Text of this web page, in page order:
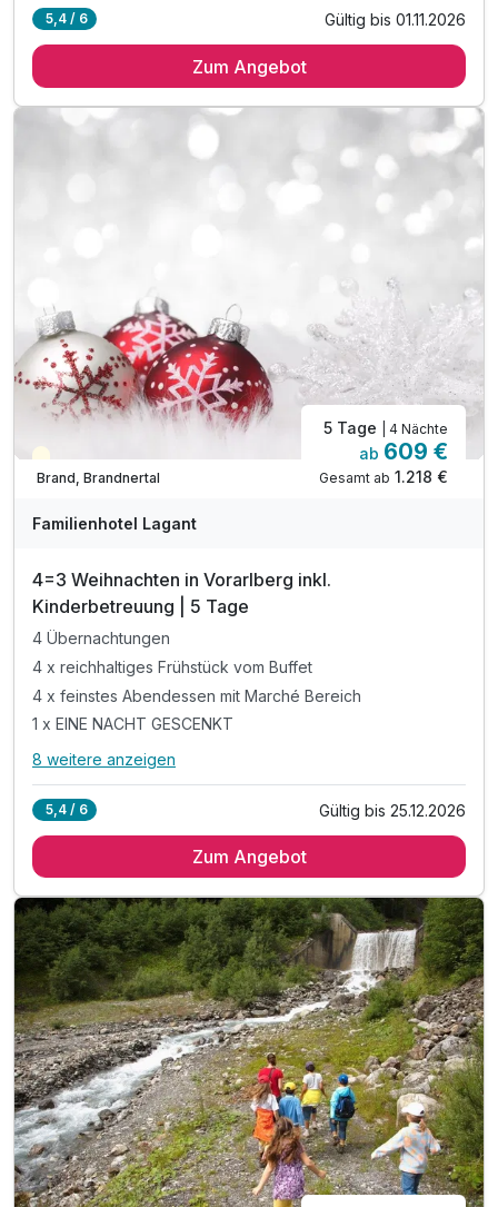
4 x reichhaltiges Frühstück vom Buffet
inkl. Nutzung von Hallenbad, Sauna & Whirpool
inkl. 600m² Indoor-Aktivbereich mit Ritterburg
inkl. Spielplatz, Trampolin & Ziegengehege
inkl. professionelle Kinderbetreuung - 56 h/Woche*
inkl. Obst & Säfte während Kinderbetreuung
inkl. Mineral & Saftbar während Essenszeiten
Kinderpreise inkl. Halbpension
5,4 / 6 Gültig bis 01.11.2026
Zum Angebot
Saisonal verfügbar
Brand, Brandnertal
5 Tage | 4 Nächte
ab 609 €
Gesamt ab 1.218 €
Familienhotel Lagant
4=3 Weihnachten in Vorarlberg inkl.
Kinderbetreuung | 5 Tage
4 Übernachtungen
4 x reichhaltiges Frühstück vom Buffet
4 x feinstes Abendessen mit Marché Bereich
1 x EINE NACHT GESCENKT
Alle Inklusivleistungen
4 x reichhaltiges Frühstück vom Buffet
1 x EINE NACHT GESCENKT
inkl. weihnachtliches Rahmenprogramm wie
Weihnachtskeksen & Besuch des Weihnachtsmannes
inkl. Mineral & Saftbar während Essenszeiten
inkl. Professionelle Kinderbetreuung in der Natur
inkl. 600m² Indoor-Aktivbereich mit Ritterburg
inkl. Spielplatz, Trampolin & Ziegengehege
inkl. Komfortables Babylächeln Paket
Kinderpreise inkl. fam so gut Paket (HP)
8 weitere anzeigen
5,4 / 6 Gültig bis 25.12.2026
Zum Angebot